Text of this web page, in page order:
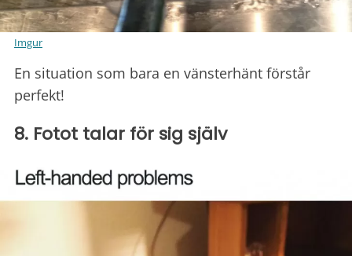
Imgur
En situation som bara en vänsterhänt förstår
perfekt!
8. Fotot talar för sig själv